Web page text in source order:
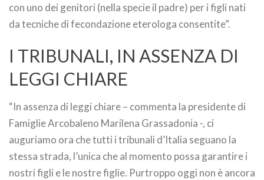
con uno dei genitori (nella specie il padre) per i figli nati
da tecniche di fecondazione eterologa consentite”.
I TRIBUNALI, IN ASSENZA DI
LEGGI CHIARE
“In assenza di leggi chiare – commenta la presidente di
Famiglie Arcobaleno Marilena Grassadonia -, ci
auguriamo ora che tutti i tribunali d’Italia seguano la
stessa strada, l’unica che al momento possa garantire i
nostri figli e le nostre figlie. Purtroppo oggi non è ancora